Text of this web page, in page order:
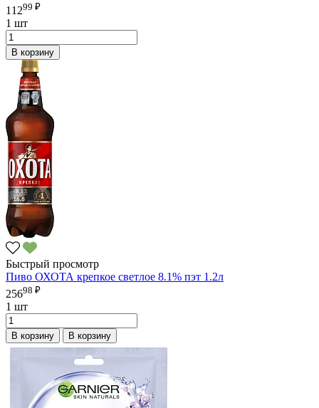
11299 ₽
1 шт
В корзину
Быстрый просмотр
Пиво ОХОТА крепкое светлое 8.1% пэт 1.2л
25698 ₽
1 шт
В корзину В корзину